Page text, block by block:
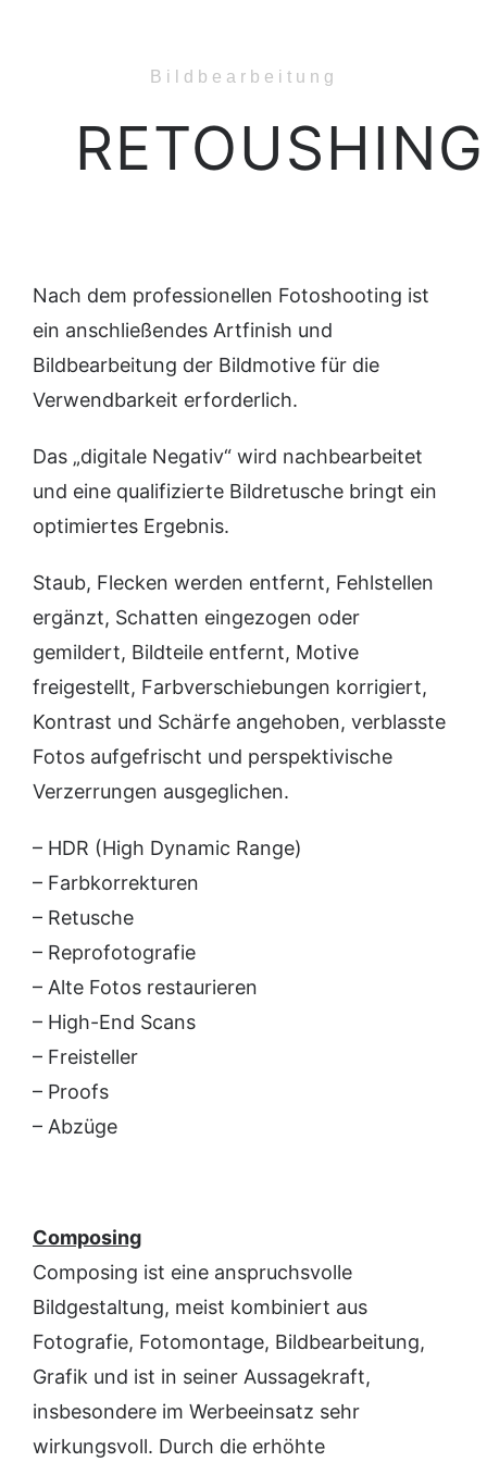
Bildbearbeitung
RETOUSHING
Nach dem professionellen Fotoshooting ist
ein anschließendes Artfinish und
Bildbearbeitung der Bildmotive für die
Verwendbarkeit erforderlich.
Das „digitale Negativ“ wird nachbearbeitet
und eine qualifizierte Bildretusche bringt ein
optimiertes Ergebnis.
Staub, Flecken werden entfernt, Fehlstellen
ergänzt, Schatten eingezogen oder
gemildert, Bildteile entfernt, Motive
freigestellt, Farbverschiebungen korrigiert,
Kontrast und Schärfe angehoben, verblasste
Fotos aufgefrischt und perspektivische
Verzerrungen ausgeglichen.
– HDR (High Dynamic Range)
– Farbkorrekturen
– Retusche
– Reprofotografie
– Alte Fotos restaurieren
– High-End Scans
– Freisteller
– Proofs
– Abzüge
Composing
Composing ist eine anspruchsvolle
Bildgestaltung, meist kombiniert aus
Fotografie, Fotomontage, Bildbearbeitung,
Grafik und ist in seiner Aussagekraft,
insbesondere im Werbeeinsatz sehr
wirkungsvoll. Durch die erhöhte